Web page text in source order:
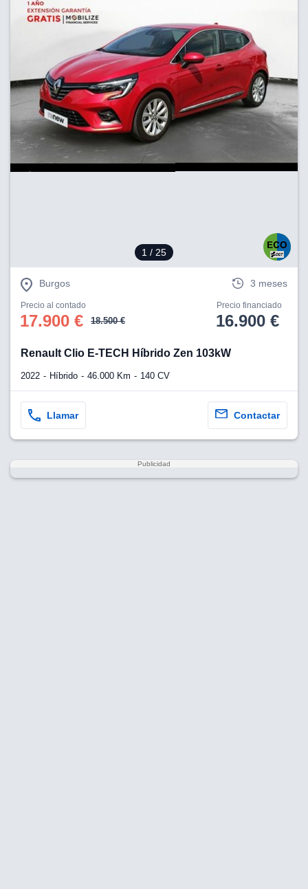
1 / 25
Burgos 3 meses
Precio al contado
17.900 € 18.500 €
Precio financiado
16.900 €
Renault Clio E-TECH Híbrido Zen 103kW
2022 Híbrido 46.000 Km 140 CV
Llamar Contactar